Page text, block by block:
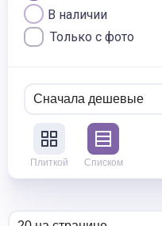
В наличии
Только с фото
Плиткой Списком